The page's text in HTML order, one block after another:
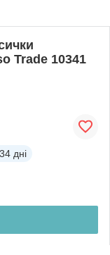
Trade 10341
34 дні